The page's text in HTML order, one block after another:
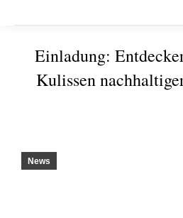
Einladung:
Kulissen
News